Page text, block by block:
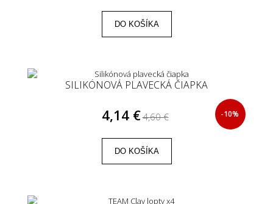
DO KOŠÍKA
SILIKÓNOVÁ PLAVECKÁ ČIAPKA
4,14 €4,60 € -10%
DO KOŠÍKA